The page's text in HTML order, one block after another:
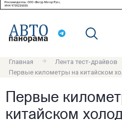
Главная
Лента тест-драйвов
Первые километры на китайском
Первые
китайском